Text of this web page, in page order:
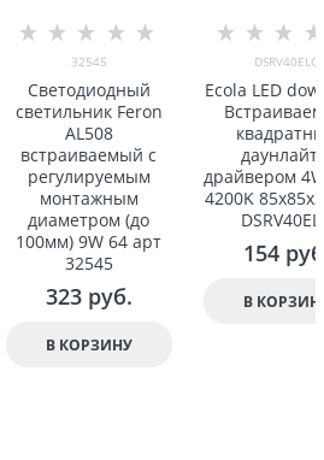
32545
Светодиодный
светильник Feron
AL508
встраиваемый с
регулируемым
монтажным
диаметром (до
100мм) 9W 64 арт
32545
323 руб.
В КОРЗИНУ
DSRV40ELC
Ecola LED
даунлайт
драйвером
4200K
154
В